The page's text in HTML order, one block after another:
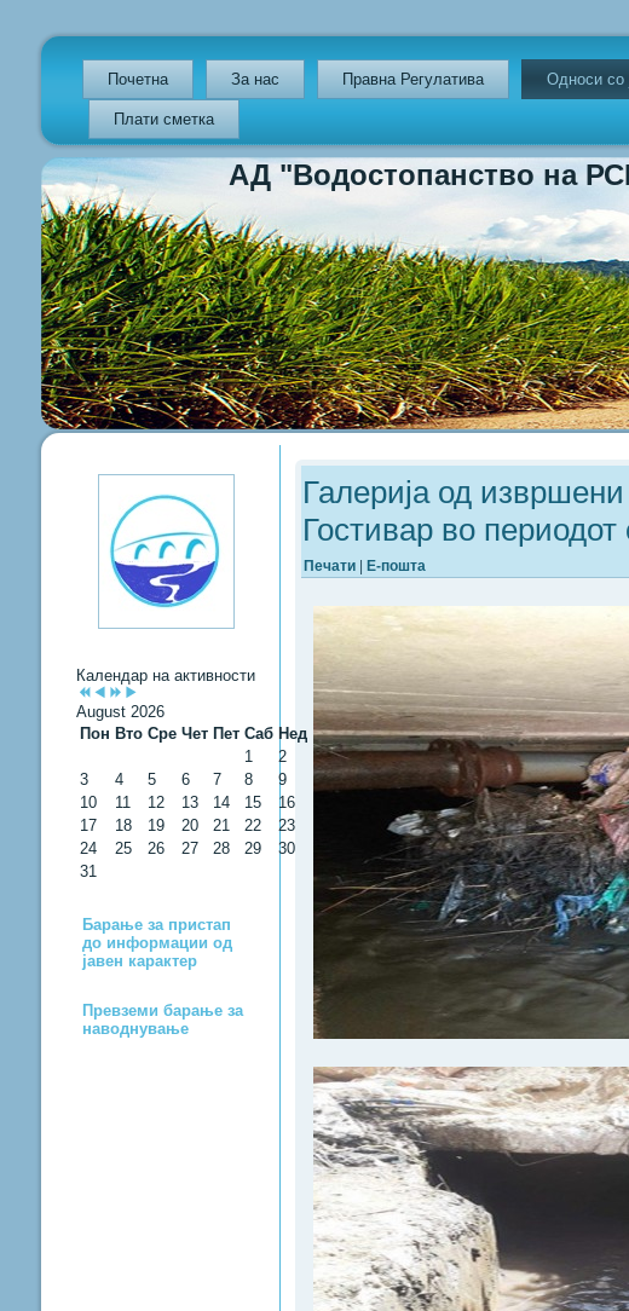
Почетна За нас Правна Регулатива Oдноси со
Плати сметка
АД "Водостопанство на РСМ"
Календар на активности
August 2026
Пон Вто Сре Чет Пет Саб Нед
1
2
3
4 5 6 7 8
9
10
11 12 13 14 15
16
17
18 19 20 21 22
23
24
25 26 27 28 29
30
31
Барање за пристап
до информации од
јавен карактер
Превземи барање за
наводнување
Галерија од
Гостивар во
Печати Е-пошта